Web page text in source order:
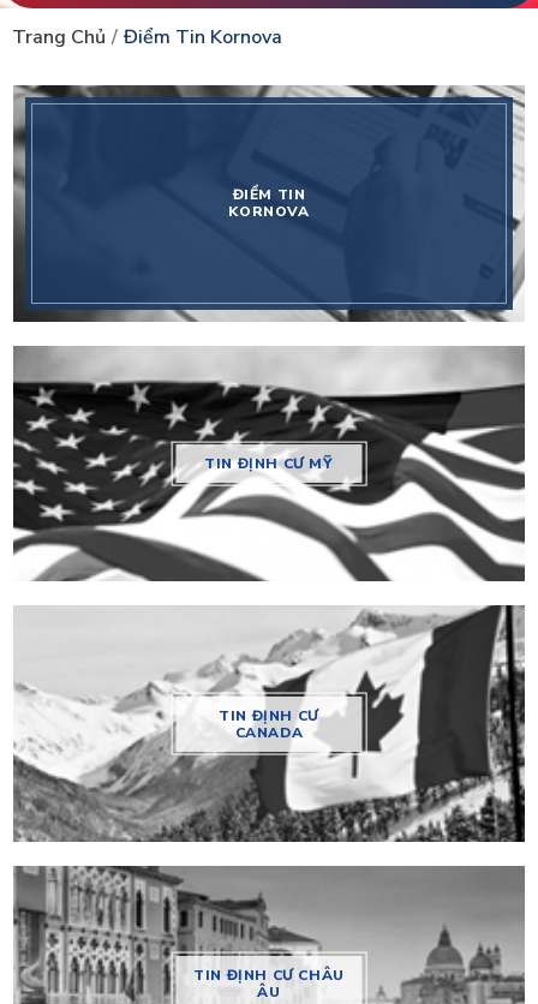
Trang Chủ Điểm Tin Kornova
ĐIỂM TIN
KORNOVA
TIN ĐỊNH CƯ MỸ
TIN ĐỊNH CƯ
CANADA
TIN ĐỊNH CƯ CHÂU
ÂU